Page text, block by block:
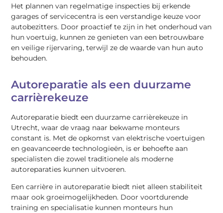
Het plannen van regelmatige inspecties bij erkende
garages of servicecentra is een verstandige keuze voor
autobezitters. Door proactief te zijn in het onderhoud van
hun voertuig, kunnen ze genieten van een betrouwbare
en veilige rijervaring, terwijl ze de waarde van hun auto
behouden.
Autoreparatie als een duurzame
carrièrekeuze
Autoreparatie biedt een duurzame carrièrekeuze in
Utrecht, waar de vraag naar bekwame monteurs
constant is. Met de opkomst van elektrische voertuigen
en geavanceerde technologieën, is er behoefte aan
specialisten die zowel traditionele als moderne
autoreparaties kunnen uitvoeren.
Een carrière in autoreparatie biedt niet alleen stabiliteit
maar ook groeimogelijkheden. Door voortdurende
training en specialisatie kunnen monteurs hun